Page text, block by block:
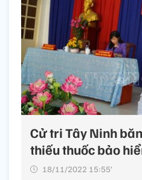
Cử tri Tây Ninh
thiếu thuốc bảo
18/11/2022 15:55’